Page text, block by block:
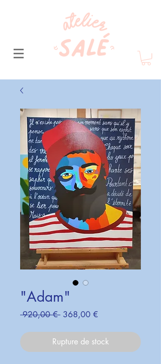
"Adam"
920,00 € Prix
368,00 €
Rupture de stock